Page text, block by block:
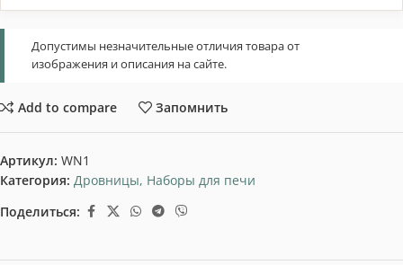
Допустимы незначительные отличия товара от
изображения и описания на сайте.
Add to compare Запомнить
Артикул: WN1
Категория: Дровницы, Наборы для печи
Поделиться: